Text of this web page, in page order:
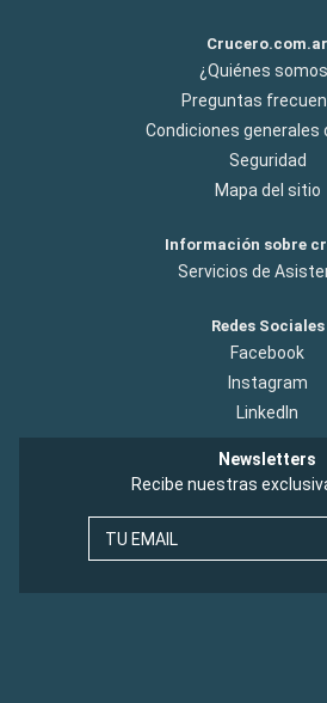
Crucero.com.ar
¿Quiénes
Preguntas
Condiciones generales
Seguridad
Mapa del sitio
Información sobre
Servicios de
Redes Sociales
Facebook
Instagram
LinkedIn
Newsletters
Recibe nuestras
TU EMAIL